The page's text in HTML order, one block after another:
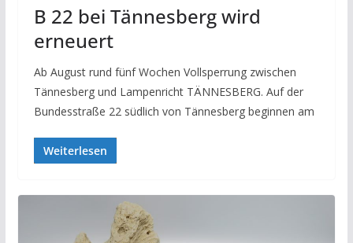
B 22 bei Tännesberg wird
erneuert
Ab August rund fünf Wochen Vollsperrung zwischen
Tännesberg und Lampenricht TÄNNESBERG. Auf der
Bundesstraße 22 südlich von Tännesberg beginnen am
Weiterlesen